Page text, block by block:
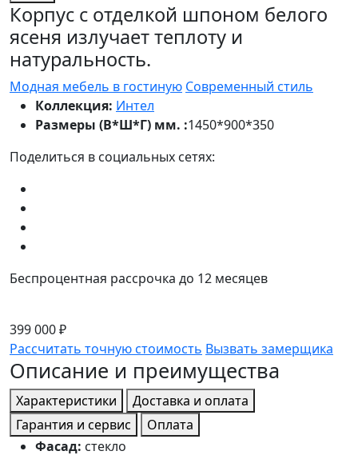
Корпус с отделкой шпоном белого
ясеня излучает теплоту и
натуральность.
Модная мебель в гостиную Современный стиль
Коллекция: Интел
Размеры (В*Ш*Г) мм. :1450*900*350
Поделиться в социальных сетях:
Беспроцентная рассрочка до 12 месяцев
399 000 ₽
Рассчитать точную стоимость Вызвать замерщика
Описание и преимущества
Характеристики
Доставка и оплата
Гарантия и сервис
Оплата
Фасад: стекло